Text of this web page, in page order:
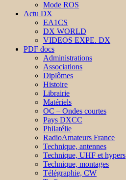
Mode ROS
Actu DX
EA1CS
DX WORLD
VIDEOS EXPE. DX
PDF docs
Administrations
Associations
Diplômes
Histoire
Librairie
Matériels
OC – Ondes courtes
Pays DXCC
Philatélie
RadioAmateurs France
Technique, antennes
Technique, UHF et hypers
Technique, montages
Télégraphie, CW